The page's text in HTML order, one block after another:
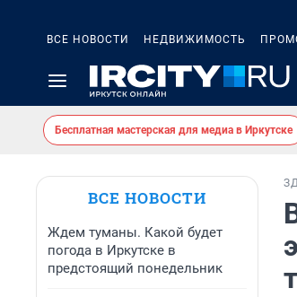
ВСЕ НОВОСТИ НЕДВИЖИМОСТЬ
Бесплатная мастерская для медиа в Иркутске
ВСЕ НОВОСТИ
Ждем туманы. Какой будет
погода в Иркутске в
предстоящий понедельник